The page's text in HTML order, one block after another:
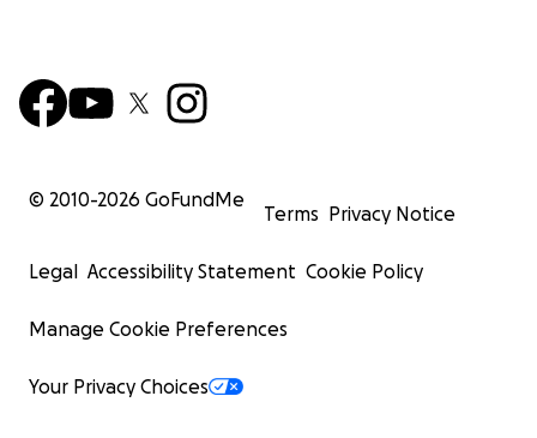
© 2010-2026 GoFundMe
Terms Privacy Notice
Legal Accessibility Statement Cookie Policy
Manage Cookie Preferences
Your Privacy Choices